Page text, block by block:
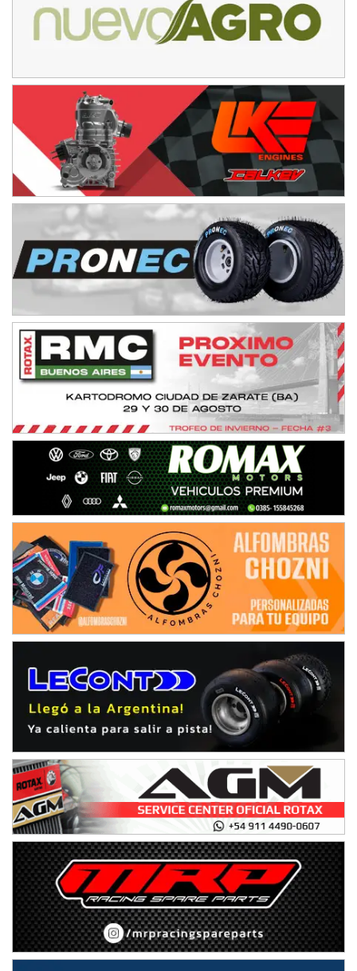
Avellaneda (Santa Fe)
Rufino (Santa Fe)
TUCUMANO - F5
Juan Navarro (Asfalto)
El Timbó (Tucumán)